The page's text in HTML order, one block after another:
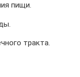
пищи.
тракта.